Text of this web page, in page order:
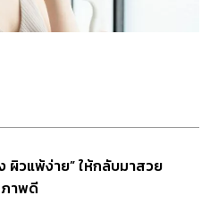
ผิวแพ้ง่าย” ให้กลับมาสวย
าพดี